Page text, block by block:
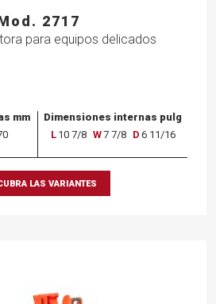
2717
para equipos delicados
mm
Dimensiones internas pulg
L 10 7/8 W7 7/8 D 6 11/16
LAS VARIANTES